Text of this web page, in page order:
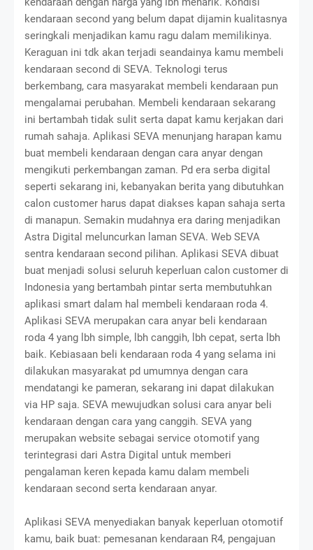
kendaraan second yang belum dapat dijamin kualitasnya
seringkali menjadikan kamu ragu dalam memilikinya.
Keraguan ini tdk akan terjadi seandainya kamu membeli
kendaraan second di SEVA. Teknologi terus
berkembang, cara masyarakat membeli kendaraan pun
mengalamai perubahan. Membeli kendaraan sekarang
ini bertambah tidak sulit serta dapat kamu kerjakan dari
rumah sahaja. Aplikasi SEVA menunjang harapan kamu
buat membeli kendaraan dengan cara anyar dengan
mengikuti perkembangan zaman. Pd era serba digital
seperti sekarang ini, kebanyakan berita yang dibutuhkan
calon customer harus dapat diakses kapan sahaja serta
di manapun. Semakin mudahnya era daring menjadikan
Astra Digital meluncurkan laman SEVA. Web SEVA
sentra kendaraan second pilihan. Aplikasi SEVA dibuat
buat menjadi solusi seluruh keperluan calon customer di
Indonesia yang bertambah pintar serta membutuhkan
aplikasi smart dalam hal membeli kendaraan roda 4.
Aplikasi SEVA merupakan cara anyar beli kendaraan
roda 4 yang lbh simple, lbh canggih, lbh cepat, serta lbh
baik. Kebiasaan beli kendaraan roda 4 yang selama ini
dilakukan masyarakat pd umumnya dengan cara
mendatangi ke pameran, sekarang ini dapat dilakukan
via HP saja. SEVA mewujudkan solusi cara anyar beli
kendaraan dengan cara yang canggih. SEVA yang
merupakan website sebagai service otomotif yang
terintegrasi dari Astra Digital untuk memberi
pengalaman keren kepada kamu dalam membeli
kendaraan second serta kendaraan anyar.
Aplikasi SEVA menyediakan banyak keperluan otomotif
kamu, baik buat: pemesanan kendaraan R4, pengajuan